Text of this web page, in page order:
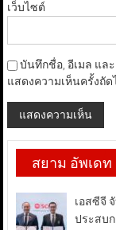
เว็บไซต์
บันทึกชื่อ, อีเมล แล
แสดงความเห็นครั้งถัด
สยาม อัพเดท
เอสซีจี
ประสบ